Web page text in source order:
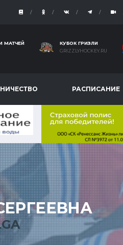
МАТЧЕЙ
КУБОК ГРИЗЛИ
GRIZZLYHOCKEY.RU
РАСПИСАНИЕ